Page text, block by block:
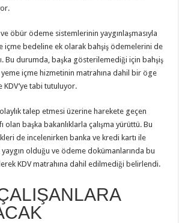
öbür ödeme sistemlerinin yaygınlaşmasıyla
içme bedeline ek olarak bahşiş ödemelerini de
Bu durumda, başka gösterilemediği için bahşiş
içme hizmetinin matrahına dahil bir öge
tabi tutuluyor.
talep etmesi üzerine harekete geçen
olan başka bakanlıklarla çalışma yürüttü. Bu
de incelenirken banka ve kredi kartı ile
olduğu ve ödeme dokümanlarında bu
KDV matrahına dahil edilmediği belirlendi.